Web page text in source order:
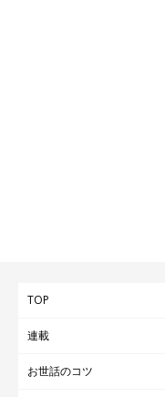
TOP
連載
お世話のコツ